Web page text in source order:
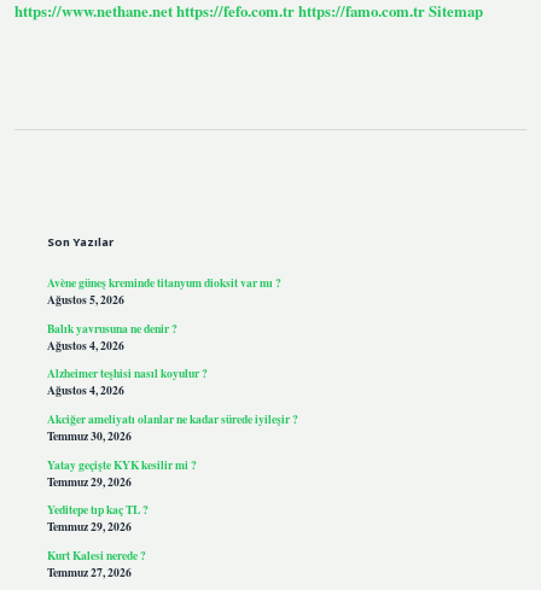
https://www.nethane.nethttps://fefo.com.trhttps://famo.com.trSitemap
Son Yazılar
Avène güneş kreminde titanyum dioksit var mı ?
Ağustos 5, 2026
Balık yavrusuna ne denir ?
Ağustos 4, 2026
Alzheimer teşhisi nasıl koyulur ?
Ağustos 4, 2026
Akciğer ameliyatı olanlar ne kadar sürede iyileşir ?
Temmuz 30, 2026
Yatay geçişte KYK kesilir mi ?
Temmuz 29, 2026
Yeditepe tıp kaç TL ?
Temmuz 29, 2026
Kurt Kalesi nerede ?
Temmuz 27, 2026